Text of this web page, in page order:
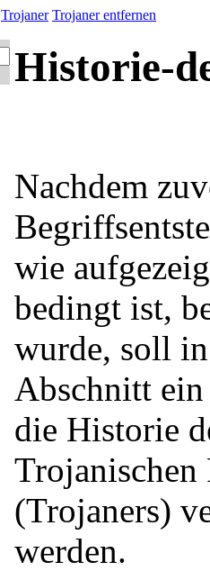
Trojaner Trojaner entfernen
Historie-
Nachdem
wie
bedingt ist,
wurde, soll
Abschnitt
die Historie
Trojanischen
(Trojaners)
werden.